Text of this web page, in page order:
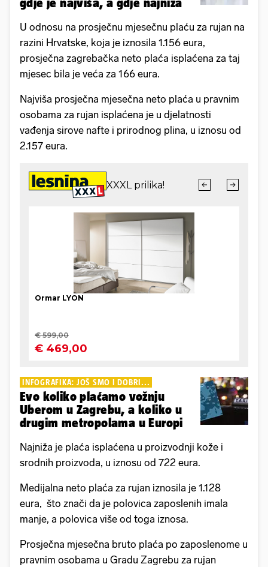
gdje je najviša, a gdje najniža
U odnosu na prosječnu mjesečnu plaću za rujan na
razini Hrvatske, koja je iznosila 1.156 eura,
prosječna zagrebačka neto plaća isplaćena za taj
mjesec bila je veća za 166 eura.
Najviša prosječna mjesečna neto plaća u pravnim
osobama za rujan isplaćena je u djelatnosti
vađenja sirove nafte i prirodnog plina, u iznosu od
2.157 eura.
INFOGRAFIKA: JOŠ SMO I DOBRI...
Evo koliko plaćamo vožnju
Uberom u Zagrebu, a koliko u
drugim metropolama u Europi
Najniža je plaća isplaćena u proizvodnji kože i
srodnih proizvoda, u iznosu od 722 eura.
Medijalna neto plaća za rujan iznosila je 1.128
eura, što znači da je polovica zaposlenih imala
manje, a polovica više od toga iznosa.
Prosječna mjesečna bruto plaća po zaposlenome u
pravnim osobama u Gradu Zagrebu za rujan